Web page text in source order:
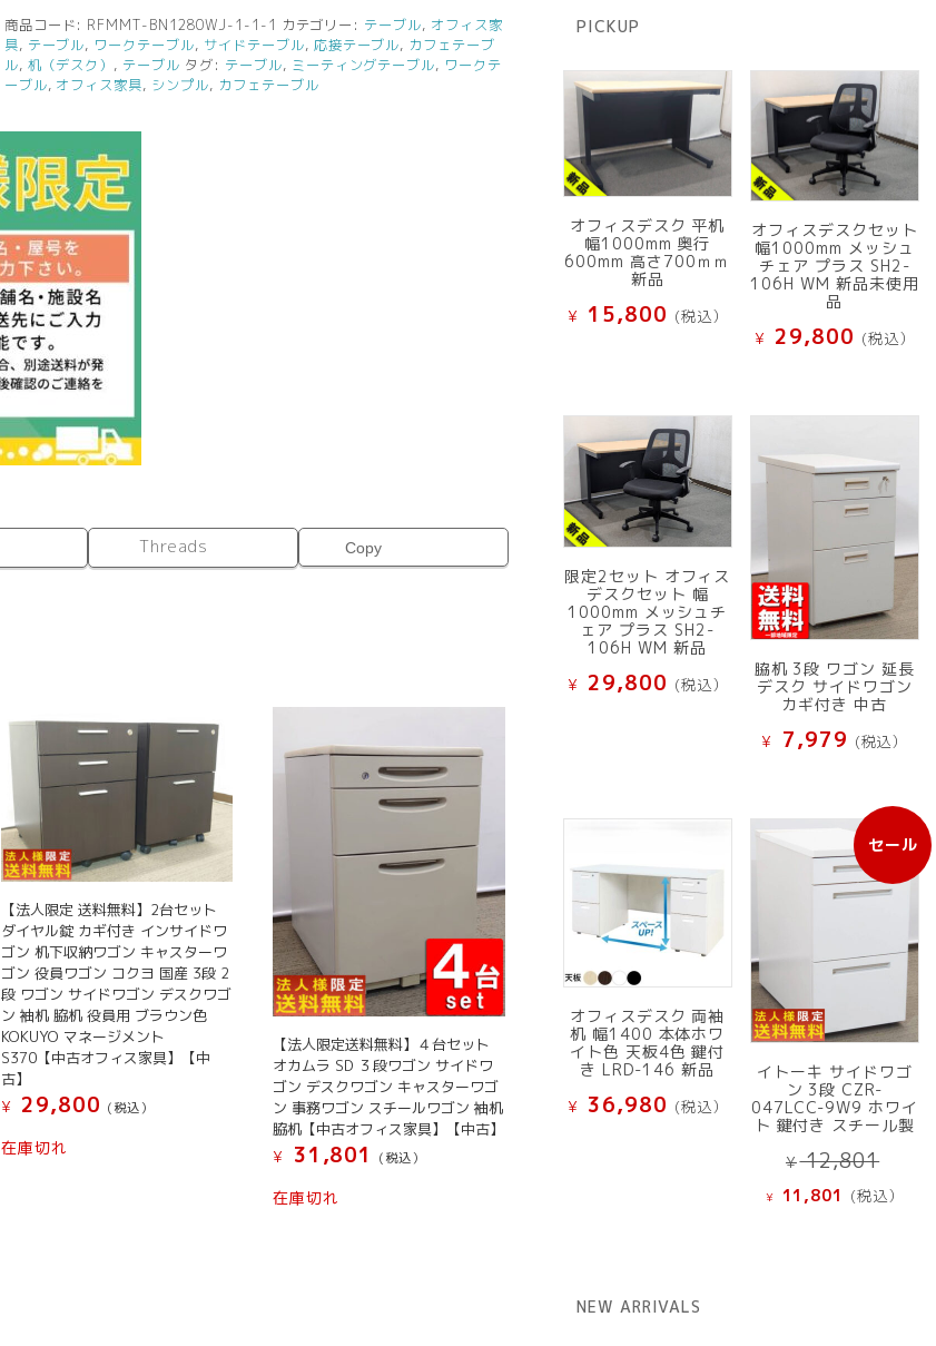
ズ
テ
ー
ル
W1200×D800
ホ
ワ
イ
ト
個
商品コード: RFMMT-BN1280WJ-1-1-1 カテゴリー: テーブル, オフィス家
具, テーブル, ワークテーブル, サイドテーブル, 応接テーブル, カフェテーブ
ル, 机（デスク） , テーブル タグ: テーブル, ミーティングテーブル, ワークテ
ーブル, オフィス家具, シンプル, カフェテーブル
Threads Copy
【法人限定 送料無料】2台セット
ダイヤル錠 カギ付き インサイドワ
ゴン 机下収納ワゴン キャスターワ
ゴン 役員ワゴン コクヨ 国産 3段 2
段 ワゴン サイドワゴン デスクワゴ
ン 袖机 脇机 役員用 ブラウン色
KOKUYO マネージメント
S370【中古オフィス家具】【中
古】
¥ 29,800 (税込）
在庫切れ
【法人限定送料無料】４台セット
オカムラ SD ３段ワゴン サイドワ
ゴン デスクワゴン キャスターワゴ
ン 事務ワゴン スチールワゴン 袖机
脇机【中古オフィス家具】【中古】
¥
31,801 (税込）
在庫切れ
PICKUP
オフィスデスク 平机
幅1000mm 奥行
600mm 高さ700ｍｍ
新品
¥ 15,800 (税込）
オフィスデスクセット
幅1000mm メッシュ
チェア プラス SH2-
106H WM 新品未使用
品
¥ 29,800 (税込）
限定2セット オフィス
デスクセット 幅
1000mm メッシュチ
ェア プラス SH2-
106H WM 新品
¥ 29,800 (税込）
脇机 3段 ワゴン 延長
デスク サイドワゴン
カギ付き 中古
¥ 7,979 (税込）
オフィスデスク 両袖
机 幅1400 本体ホワ
イト色 天板4色 鍵付
き LRD-146 新品
¥ 36,980 (税込）
セール
販
売
中
品
イトーキ サイドワゴ
ン 3段 CZR-
047LCC-9W9 ホワイ
ト 鍵付き スチール製
¥12,801
の
価
¥ 11,801 現
(税込）
NEW ARRIVALS